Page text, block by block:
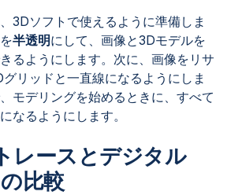
3Dソフトで使えるように準備しま
半透明にして、画像と3Dモデルを
るようにします。次に、画像をリサ
リッドと一直線になるようにしま
モデリングを始めるときに、すべて
になるようにします。
レースとデジタル
比較